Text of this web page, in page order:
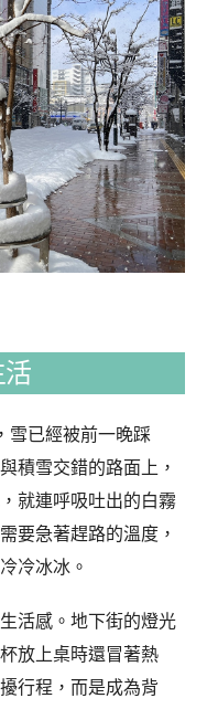
雪已經被前一晚踩
積雪交錯的路面上，
就連呼吸吐出的白霧
要急著趕路的溫度，
冷冰冰。
活感。地下街的燈光
放上桌時還冒著熱
行程，而是成為背